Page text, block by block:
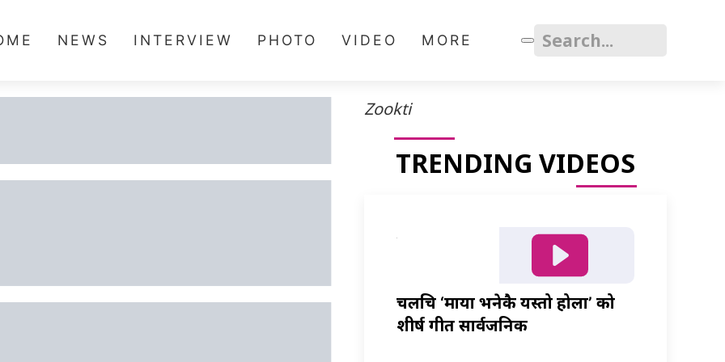
NEWS INTERVIEW PHOTO VIDEO MORE
Zookti
TRENDING VIDEOS
चलचित्र ‘माया भनेकै यस्तो होला’ को
शीर्ष गीत सार्वजनिक